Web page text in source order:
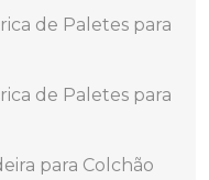
de Paletes para
de Paletes para
para Colchão